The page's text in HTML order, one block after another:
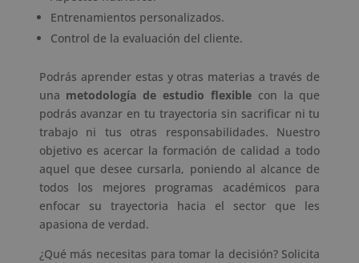
Entrenamientos personalizados.
Control de la evaluación del cliente.
Podrás aprender estas y otras materias a través de
una metodología de estudio flexiblecon la que
podrás avanzar en tu trayectoria sin sacrificar ni tu
trabajo ni tus otras responsabilidades. Nuestro
objetivo es acercar la formación de calidad a todo
aquel que desee cursarla, poniendo al alcance de
todos los mejores programas académicos para
enfocar su trayectoria hacia el sector que les
apasiona de verdad.
¿Qué más necesitas para tomar la decisión? Solicita